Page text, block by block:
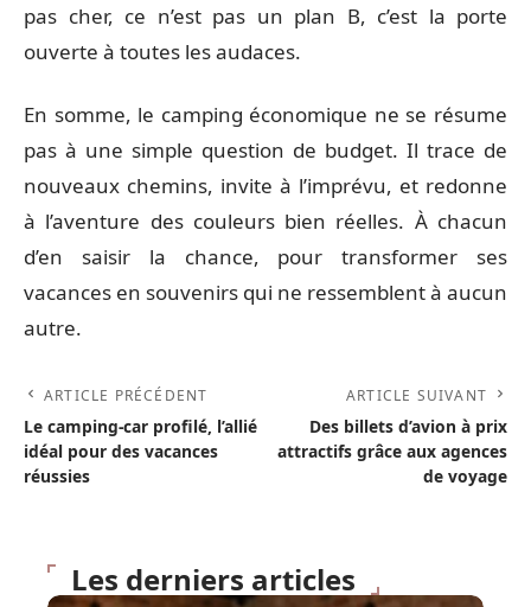
pas cher, ce n’est pas un plan B, c’est la porte
ouverte à toutes les audaces.
En somme, le camping économique ne se résume
pas à une simple question de budget. Il trace de
nouveaux chemins, invite à l’imprévu, et redonne
à l’aventure des couleurs bien réelles. À chacun
d’en saisir la chance, pour transformer ses
vacances en souvenirs qui ne ressemblent à aucun
autre.
ARTICLE PRÉCÉDENT
Le camping-car profilé, l’allié
idéal pour des vacances
réussies
ARTICLE SUIVANT
Des billets d’avion à prix
attractifs grâce aux agences
de voyage
Les derniers articles